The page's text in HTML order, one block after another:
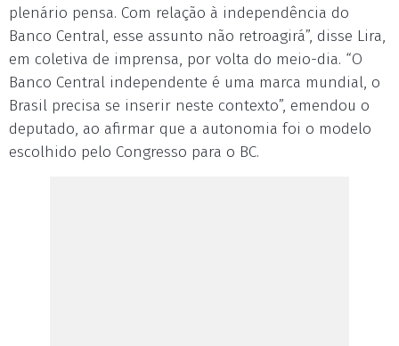
plenário pensa. Com relação à independência do
Banco Central, esse assunto não retroagirá”, disse Lira,
em coletiva de imprensa, por volta do meio-dia. “O
Banco Central independente é uma marca mundial, o
Brasil precisa se inserir neste contexto”, emendou o
deputado, ao afirmar que a autonomia foi o modelo
escolhido pelo Congresso para o BC.